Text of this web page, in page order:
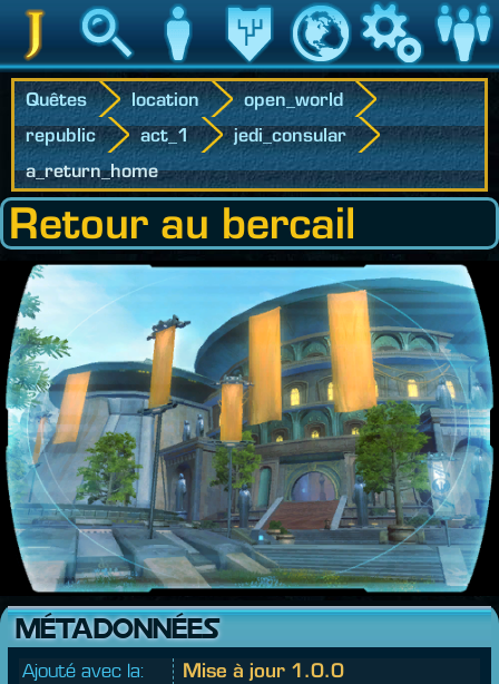
Jedipedia RecherchePersonnageHéritage Monde Jeu
Quêtes location
open_world
republic
act_1
jedi_consular
a_return_home
Retour au bercail
MÉTADONNÉES
Ajouté avec la:
Mise à jour 1.0.0